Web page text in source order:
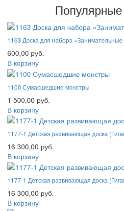
1163 Доска для набора «Занимательные
600,00 руб.
В корзину
1100 Сумасшедшие монстры
1 500,00 руб.
В корзину
1177-1 Детская развивающая доска
16 300,00 руб.
В корзину
1177-1 Детская развивающая доска
16 300,00 руб.
В корзину